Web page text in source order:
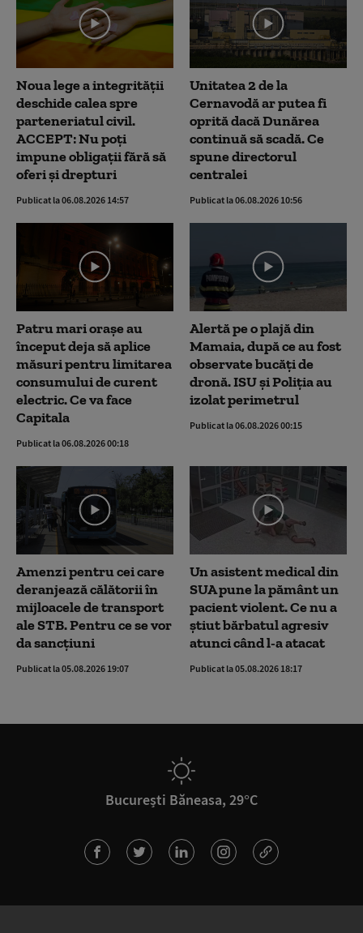
Noua lege a integrității
deschide calea spre
parteneriatul civil.
ACCEPT: Nu poți
impune obligații fără să
oferi și drepturi
Publicat la 06.08.2026 14:57
Unitatea 2 de la
Cernavodă ar putea fi
oprită dacă Dunărea
continuă să scadă. Ce
spune directorul
centralei
Publicat la 06.08.2026 10:56
Patru mari orașe au
început deja să aplice
măsuri pentru limitarea
consumului de curent
electric. Ce va face
Capitala
Publicat la 06.08.2026 00:18
Alertă pe o plajă din
Mamaia, după ce au fost
observate bucăți de
dronă. ISU și Poliția au
izolat perimetrul
Publicat la 06.08.2026 00:15
Amenzi pentru cei care
deranjează călătorii în
mijloacele de transport
ale STB. Pentru ce se vor
da sancțiuni
Publicat la 05.08.2026 19:07
Un asistent medical din
SUA pune la pământ un
pacient violent. Ce nu a
știut bărbatul agresiv
atunci când l-a atacat
Publicat la 05.08.2026 18:17
București Băneasa, 29°C